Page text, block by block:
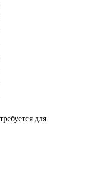
для